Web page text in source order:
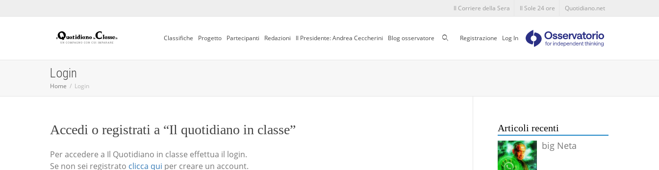
Il Corriere della Sera Il Sole 24 ore Quotidiano.net
Classifiche Progetto Partecipanti Redazioni Il Presidente: Andrea Ceccherini Blog osservatore CercaRegistrazione Log In
Login
Home Login
Accedi o registrati a “Il quotidiano in classe”
Per accedere a Il Quotidiano in classe effettua il login.
Se non sei registrato clicca qui per creare un account.
Articoli recenti
big Neta